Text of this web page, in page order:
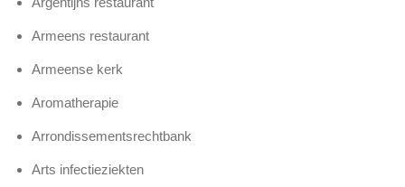
Armeens restaurant
Armeense kerk
Aromatherapie
Arrondissementsrechtbank
Arts infectieziekten